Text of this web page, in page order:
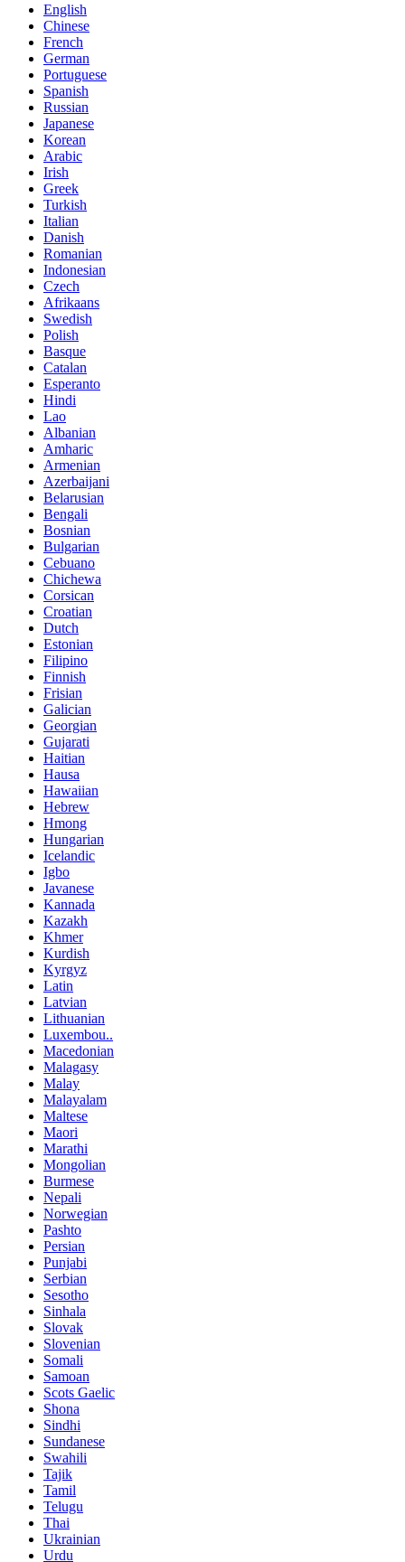
English
Chinese
French
German
Portuguese
Spanish
Russian
Japanese
Korean
Arabic
Irish
Greek
Turkish
Italian
Danish
Romanian
Indonesian
Czech
Afrikaans
Swedish
Polish
Basque
Catalan
Esperanto
Hindi
Lao
Albanian
Amharic
Armenian
Azerbaijani
Belarusian
Bengali
Bosnian
Bulgarian
Cebuano
Chichewa
Corsican
Croatian
Dutch
Estonian
Filipino
Finnish
Frisian
Galician
Georgian
Gujarati
Haitian
Hausa
Hawaiian
Hebrew
Hmong
Hungarian
Icelandic
Igbo
Javanese
Kannada
Kazakh
Khmer
Kurdish
Kyrgyz
Latin
Latvian
Lithuanian
Luxembou..
Macedonian
Malagasy
Malay
Malayalam
Maltese
Maori
Marathi
Mongolian
Burmese
Nepali
Norwegian
Pashto
Persian
Punjabi
Serbian
Sesotho
Sinhala
Slovak
Slovenian
Somali
Samoan
Scots Gaelic
Shona
Sindhi
Sundanese
Swahili
Tajik
Tamil
Telugu
Thai
Ukrainian
Urdu